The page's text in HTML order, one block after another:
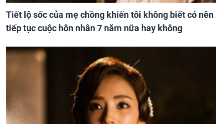
Tiết lộ sốc của mẹ chồng khiến tôi không biết có nên
tiếp tục cuộc hôn nhân 7 năm nữa hay không